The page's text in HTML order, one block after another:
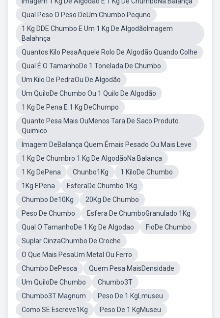
Qual Peso O Peso DeUm Chumbo Pequno
1 Kg DDE Chumbo E Um 1 Kg De AlgodãoImagem
Balahnça
Quantos Kilo PesaAquele Rolo De Algodão Quando Colhe
Qual É O TamanhoDe 1 Tonelada De Chumbo
Um Kilo De PedraOu De Algodão
Um QuiloDe Chumbo Ou 1 Quilo De Algodão
1 Kg De Pena E 1 Kg DeChumpo
Quanto Pesa Mais OuMenos Tara De Saco Produto
Quimico
Imagem DeBalança Quem Émais Pesado Ou Mais Leve
1 Kg De Chumbro 1 Kg De AlgodãoNa Balança
1 Kg DePena
Chunbo1Kg
1 KiloDe Chumbo
1Kg EPena
EsferaDe Chumbo 1Kg
Chumbo De10Kg
20Kg De Chumbo
Peso De Chumbo
Esfera De ChumboGranulado 1Kg
Qual O TamanhoDe 1 Kg De Algodao
FioDe Chumbo
Suplar CinzaChumbo De Croche
O Que Mais PesaUm Metal Ou Ferro
Chumbo DePesca
Quem Pesa MaisDensidade
Um QuiloDe Chumbo
Chumbo3T
Chumbo3T Magnum
Peso De 1 KgLmuseu
Como SE Escreve1Kg
Peso De 1 KgMuseu